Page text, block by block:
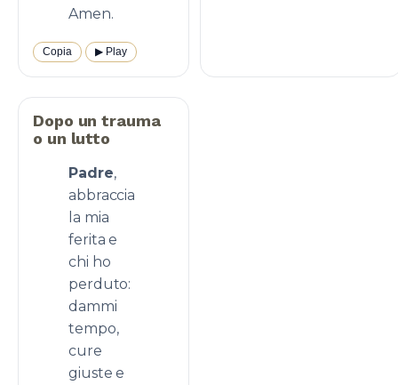
Amen.
Copia ▶︎ Play
Dopo un trauma
o un lutto
Padre,
abbraccia
la mia
ferita e
chi ho
perduto:
dammi
tempo,
cure
giuste e